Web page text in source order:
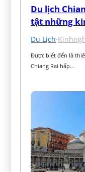
Du lịch
tật những
Du Lịch·
Được biết đến là
Chiang Rai hấp…